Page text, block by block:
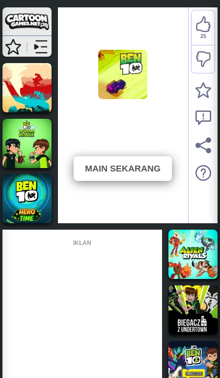
MAIN SEKARANG
25
IKLAN